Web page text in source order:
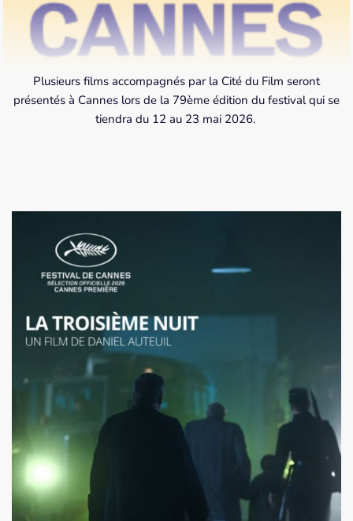
Plusieurs films accompagnés par la Cité du Film seront
présentés à Cannes lors de la 79ème édition du festival qui se
tiendra du 12 au 23 mai 2026.